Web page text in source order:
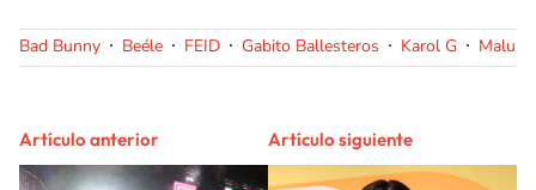
Bad Bunny Beéle FEID Gabito Ballesteros Karol G
Artículo anterior Artículo siguiente